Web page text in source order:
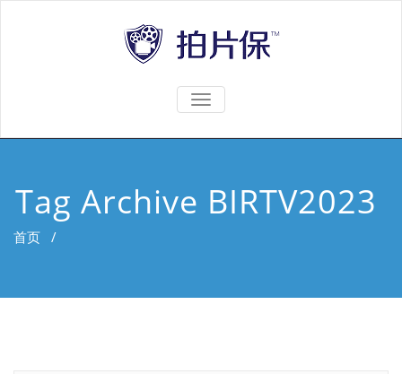
TOGGLE
Tag Archive BIRTV2023
首页 /